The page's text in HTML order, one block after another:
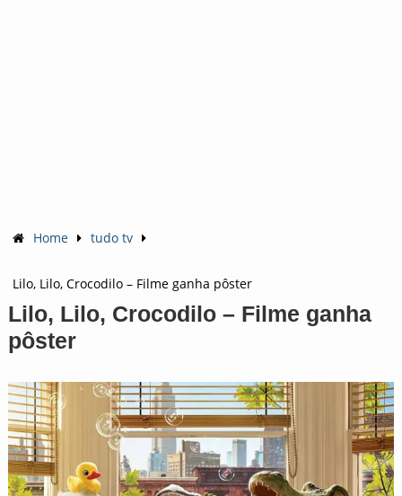
Home tudo tv
Lilo, Lilo, Crocodilo – Filme ganha pôster
Lilo, Lilo, Crocodilo – Filme ganha
pôster